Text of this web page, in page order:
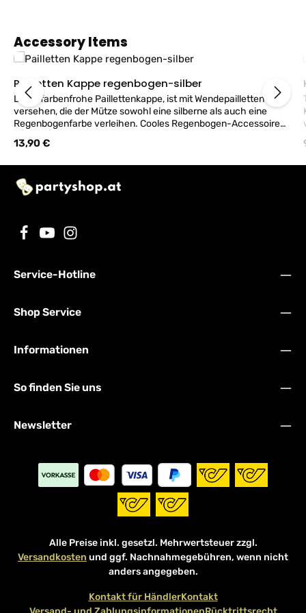
Produktgalerie überspringen
Accessory Items
Pailletten Kappe regenbogen-silber
Diese farbenfrohe Paillettenkappe, ist mit Wendepailletten
versehen, die der Mütze sowohl eine silberne als auch eine
Regenbogenfarbe verleihen. Cooles Regenbogen-Accessoire
Accessoire für ein stilvolles Party- oder Festival-Outfit
Regulärer Preis:
13,90 €
Service-Hotline
Shop Service
Informationen
So finden Sie uns
Newsletter
Alle Preise inkl. gesetzl. Mehrwertsteuer zzgl.
Versandkosten und ggf. Nachnahmegebühren, wenn nicht
anders angegeben.
Kontakt für HändlerKontakt